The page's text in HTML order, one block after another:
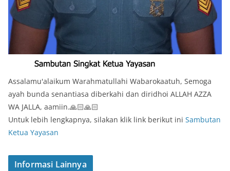
Assalamu'alaikum Warahmatullahi Wabarokaatuh, Semoga
ayah bunda senantiasa diberkahi dan diridhoi ALLAH AZZA
WA JALLA, aamiin.🙏🏻🙏🏻
Untuk lebih lengkapnya, silakan klik link berikut ini Sambutan
Ketua Yayasan
Informasi Lainnya